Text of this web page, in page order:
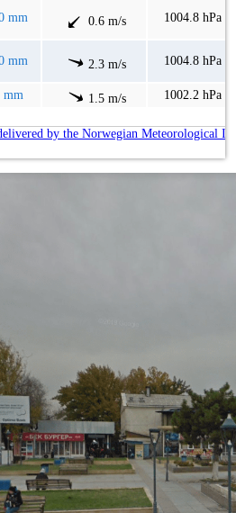
mm 0.6 m/s 1004.8 hPa
mm 2.3 m/s 1004.8 hPa
mm 1.5 m/s 1002.2 hPa
by the Norwegian Meteorological